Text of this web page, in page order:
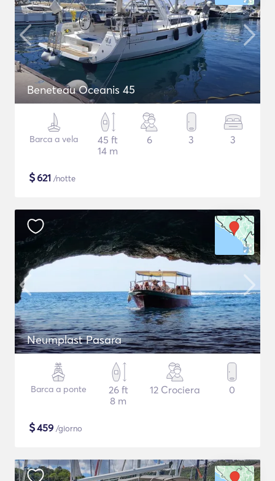
Beneteau Oceanis 45
Barca a vela
45 ft
14 m
6 3 3
$621 /notte
Neumplast Pasara
Barca a ponte
26 ft
8 m
12 Crociera 0
$459 /giorno